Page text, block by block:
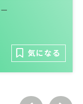
のCxOの方
える課題を
を実現する
す。
体制があり、
気になる